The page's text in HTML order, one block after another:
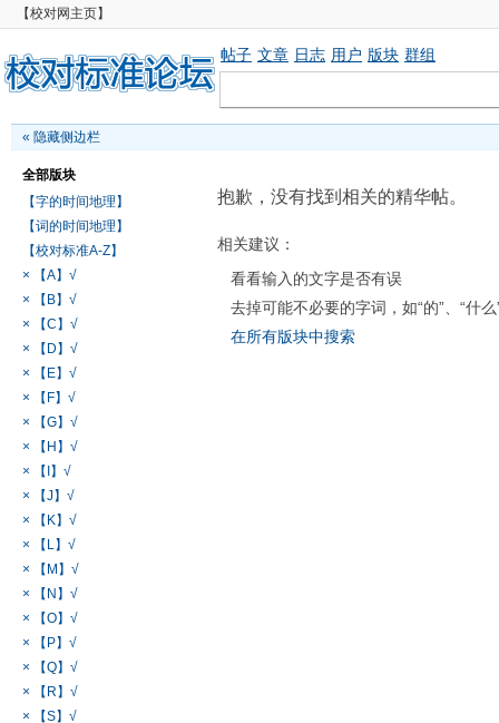
【校对网主页】
帖子 文章 日志 用户 版块 群组
« 隐藏侧边栏
全部版块
【字的时间地理】
【词的时间地理】
【校对标准A-Z】
× 【A】√
× 【B】√
× 【C】√
× 【D】√
× 【E】√
× 【F】√
× 【G】√
× 【H】√
× 【I】√
× 【J】√
× 【K】√
× 【L】√
× 【M】√
× 【N】√
× 【O】√
× 【P】√
× 【Q】√
× 【R】√
× 【S】√
抱歉，没有找到相关的精华帖。
相关建议：
看看输入的文字是否有误
去掉可能不必要的字词，如“的”、“什么
在所有版块中搜索